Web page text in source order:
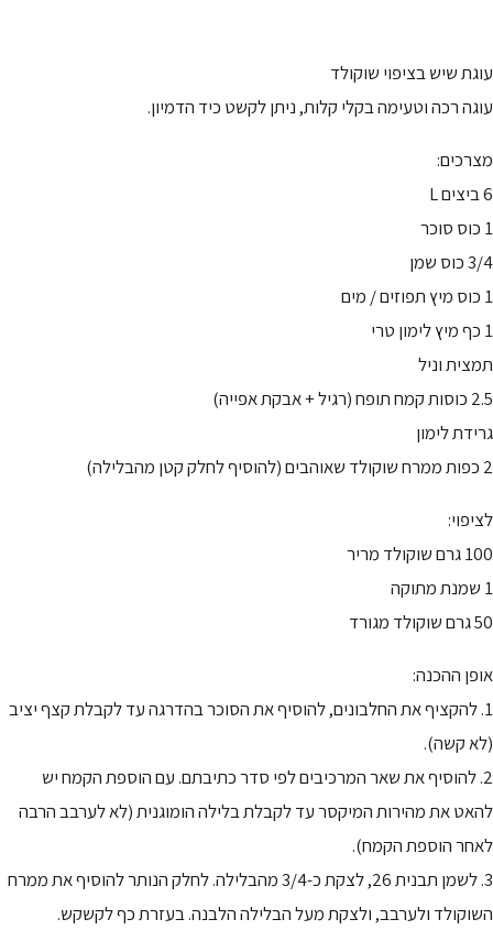
עוגת שיש בציפוי שוקולד
עוגה רכה וטעימה בקלי קלות, ניתן לקשט כיד הדמיון.
מצרכים:
6 ביצים L
1 כוס סוכר
3/4 כוס שמן
1 כוס מיץ תפוזים / מים
1 כף מיץ לימון טרי
תמצית וניל
2.5 כוסות קמח תופח (רגיל + אבקת אפייה)
גרידת לימון
2 כפות ממרח שוקולד שאוהבים (להוסיף לחלק קטן מהבלילה)
לציפוי:
100 גרם שוקולד מריר
1 שמנת מתוקה
50 גרם שוקולד מגורד
אופן ההכנה:
1. להקציף את החלבונים, להוסיף את הסוכר בהדרגה עד לקבלת קצף יציב
(לא קשה).
2. להוסיף את שאר המרכיבים לפי סדר כתיבתם. עם הוספת הקמח יש
להאט את מהירות המיקסר עד לקבלת בלילה הומוגנית (לא לערבב הרבה
לאחר הוספת הקמח).
3. לשמן תבנית 26, לצקת כ-3/4 מהבלילה. לחלק הנותר להוסיף את ממרח
השוקולד ולערבב, ולצקת מעל הבלילה הלבנה. בעזרת כף לקשקש.